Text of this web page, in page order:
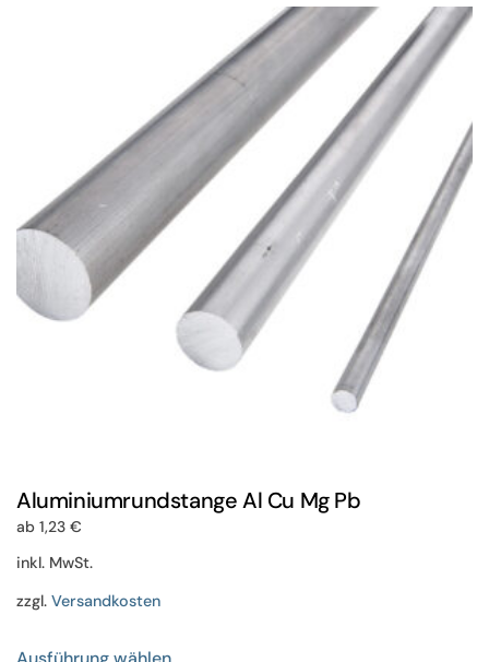
Varianten
auf.
Die
Optionen
können
auf
der
Produktseite
gewählt
werden
Aluminiumrundstange Al Cu Mg Pb
ab 1,23 €
inkl. MwSt.
zzgl. Versandkosten